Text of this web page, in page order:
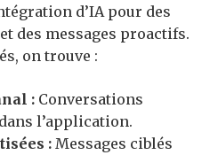
d’IA pour des
des messages proactifs.
on trouve :
: Conversations
l’application.
: Messages ciblés